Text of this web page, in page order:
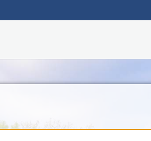
Hauptnavigation